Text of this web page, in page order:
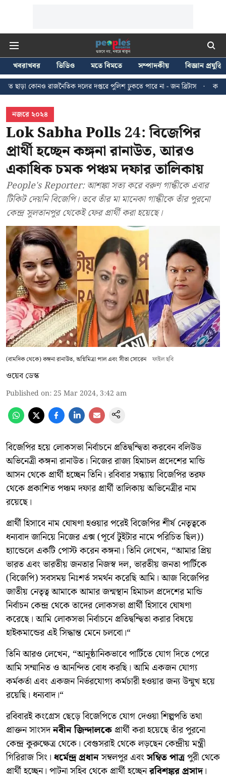
খবরাখবর ভিডিও মতে বিমতে সম্পাদকীয়
বিজ্ঞান প্রযুক্তি
দলের দপ্তরে পুলিশ ঢুকতে পারে না - জন ব্রিটাস
কলকাতায় ২৪ জুলাইয়ের
নজরে ২০২৪
Lok Sabha Polls 24: বিজেপির
প্রার্থী হচ্ছেন কঙ্গনা রানাউত, আরও
একাধিক চমক পঞ্চম দফার তালিকায়
People's Reporter: আশঙ্কা সত্য করে বরুণ গান্ধীকে এবার
টিকিট দেয়নি বিজেপি। তবে তাঁর মা মানেকা গান্ধীকে তাঁর পুরনো
কেন্দ্র সুলতানপুর থেকেই ফের প্রার্থী করা হয়েছে।
(বামদিক থেকে) কঙ্গনা রানাউত, অগ্নিমিত্রা পাল এবং সীতা সোরেন ফাইল ছবি
ওয়েব ডেস্ক
Published on: 25 Mar 2024, 3:42 am
বিজেপির হয়ে লোকসভা নির্বাচনে প্রতিদ্বন্দ্বিতা করবেন বলিউড
অভিনেত্রী কঙ্গনা রানাউত। নিজের রাজ্য হিমাচল প্রদেশের মান্ডি
আসন থেকে প্রার্থী হচ্ছেন তিনি। রবিবার সন্ধ্যায় বিজেপির তরফ
থেকে প্রকাশিত পঞ্চম দফার প্রার্থী তালিকায় অভিনেত্রীর নাম
রয়েছে।
প্রার্থী হিসাবে নাম ঘোষণা হওয়ার পরেই বিজেপির শীর্ষ নেতৃত্বকে
ধন্যবাদ জানিয়ে নিজের এক্স (পূর্বে টুইটার নামে পরিচিত ছিল))
হ্যান্ডেলে একটি পোস্ট করেন কঙ্গনা। তিনি লেখেন, “আমার প্রিয়
ভারত এবং ভারতীয় জনতার নিজস্ব দল, ভারতীয় জনতা পার্টিকে
(বিজেপি) সবসময় নিঃশর্ত সমর্থন করেছি আমি। আজ বিজেপির
জাতীয় নেতৃত্ব আমাকে আমার জন্মস্থান হিমাচল প্রদেশের মান্ডি
নির্বাচন কেন্দ্র থেকে তাদের লোকসভা প্রার্থী হিসাবে ঘোষণা
করেছে। আমি লোকসভা নির্বাচনে প্রতিদ্বন্দ্বিতা করার বিষয়ে
হাইকমান্ডের এই সিদ্ধান্ত মেনে চলবো।“
তিনি আরও লেখেন, “আনুষ্ঠানিকভাবে পার্টিতে যোগ দিতে পেরে
আমি সম্মানিত ও আনন্দিত বোধ করছি। আমি একজন যোগ্য
কর্মকর্তা এবং একজন নির্ভরযোগ্য কর্মচারী হওয়ার জন্য উন্মুখ হয়ে
রয়েছি। ধন্যবাদ।“
রবিবারই কংগ্রেস ছেড়ে বিজেপিতে যোগ দেওয়া শিল্পপতি তথা
প্রাক্তন সাংসদনবীন জিন্দালকে প্রার্থী করা হয়েছে তাঁর পুরনো
কেন্দ্র কুরুক্ষেত্র থেকে। বেগুসরাই থেকে লড়ছেন কেন্দ্রীয় মন্ত্রী
গিরিরাজ সিং। ধর্মেন্দ্র প্রধানসম্বলপুর এবংসম্বিত পাত্রপুরী থেকে
প্রার্থী হচ্ছেন। পাটনা সহিব থেকে প্রার্থী হচ্ছেনরবিশঙ্কর প্রসাদ।